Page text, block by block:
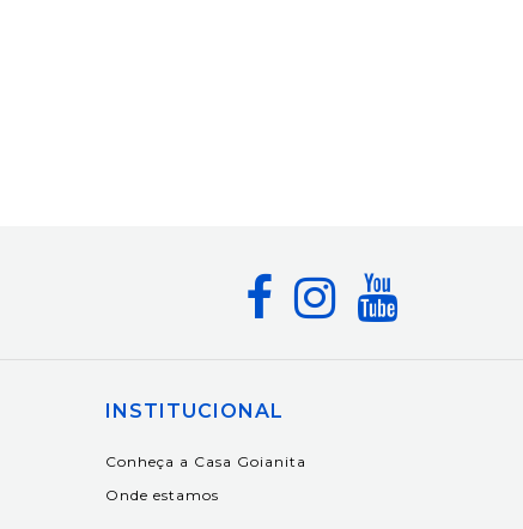
INSTITUCIONAL
Conheça a Casa Goianita
Onde estamos